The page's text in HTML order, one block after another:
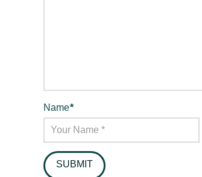
Name*